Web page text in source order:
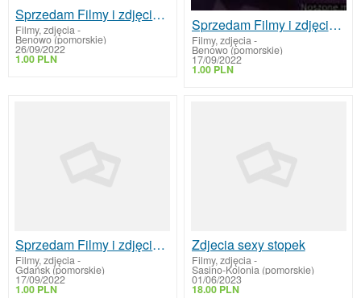
Sprzedam Filmy i zdjęcia hardcore i solo
Filmy, zdjęcia -
Benowo (pomorskie)
26/09/2022
1.00 PLN
Sprzedam Filmy i zdjęcia hardcore i solo
Filmy, zdjęcia-
Benowo (pomorskie)
17/09/2022
1.00 PLN
Sprzedam Filmy i zdjęcia hardcore i solo
Filmy, zdjęcia-
Gdańsk (pomorskie)
17/09/2022
1.00 PLN
Zdjecia sexy stopek
Filmy, zdjęcia-
Sasino-Kolonia (pomorskie)
01/06/2023
18.00 PLN